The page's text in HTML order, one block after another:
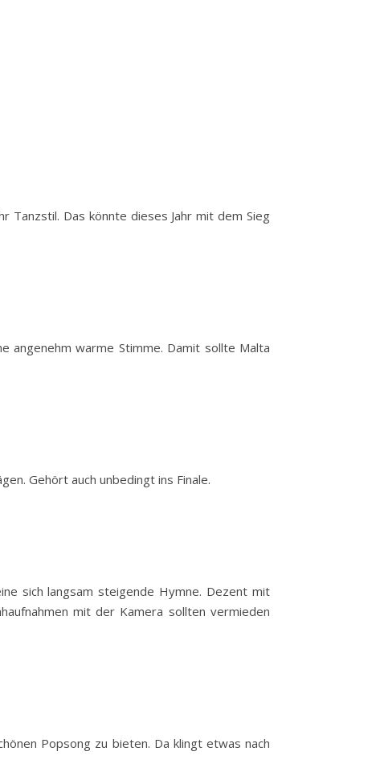
Tanzstil. Das könnte dieses Jahr mit dem Sieg
angenehm warme Stimme. Damit sollte Malta
Gehört auch unbedingt ins Finale.
sich langsam steigende Hymne. Dezent mit
mit der Kamera sollten vermieden
Popsong zu bieten. Da klingt etwas nach